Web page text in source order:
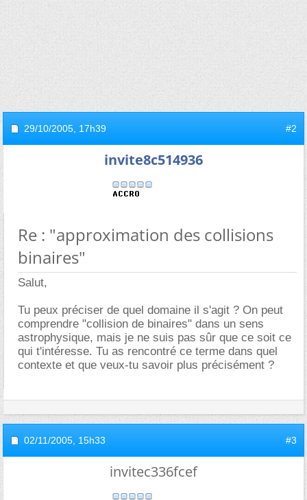
29/10/2005, 17h39 #2
invite8c514936
Re : "approximation des collisions
binaires"
Salut,
Tu peux préciser de quel domaine il s'agit ? On peut
comprendre "collision de binaires" dans un sens
astrophysique, mais je ne suis pas sûr que ce soit ce
qui t'intéresse. Tu as rencontré ce terme dans quel
contexte et que veux-tu savoir plus précisément ?
02/11/2005, 15h33 #3
invitec336fcef